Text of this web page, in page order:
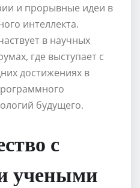
и прорывные идеи в
интеллекта.
в научных
где выступает с
достижениях в
будущего.
с
учеными